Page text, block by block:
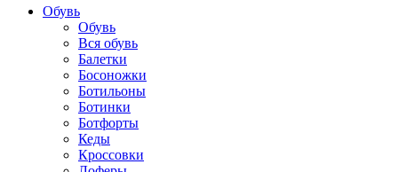
Обувь
Обувь
Вся обувь
Балетки
Босоножки
Ботильоны
Ботинки
Ботфорты
Кеды
Кроссовки